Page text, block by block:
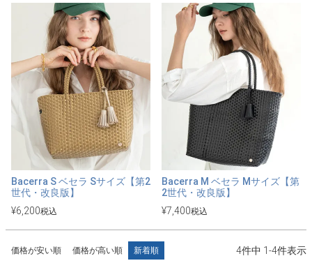
Bacerra S ベセラ Sサイズ【第2
世代・改良版】
¥6,200税込
Bacerra M ベセラ Mサイズ【第
2世代・改良版】
¥7,400税込
価格が安い順 価格が高い順 新着順 4件中 1-4件表示